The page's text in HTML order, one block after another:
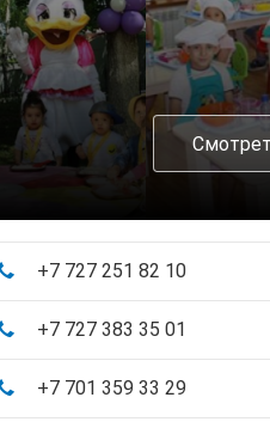
+7 727 251 82 10
+7 727 383 35 01
+7 701 359 33 29